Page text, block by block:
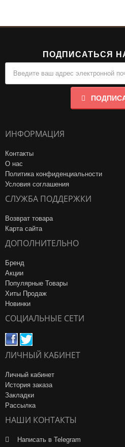
ПОДПИСАТЬСЯ
ИНФОРМАЦИЯ
Контакты
О нас
Политика конфиденциальности
Условия соглашения
СЛУЖБА ПОДДЕРЖКИ
Возврат товара
Карта сайта
ДОПОЛНИТЕЛЬНО
Бренд
Акции
Популярные Товары
Хиты Продаж
Новинки
СОЦИАЛЬНЫЕ СЕТИ
ЛИЧНЫЙ КАБИНЕТ
Личный кабинет
История заказа
Закладки
Рассылка
НАШИ КОНТАКТЫ
Написать в Telegram